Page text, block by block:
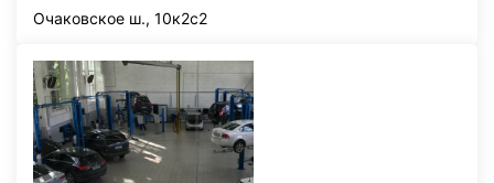
Очаковское ш., 10к2с2